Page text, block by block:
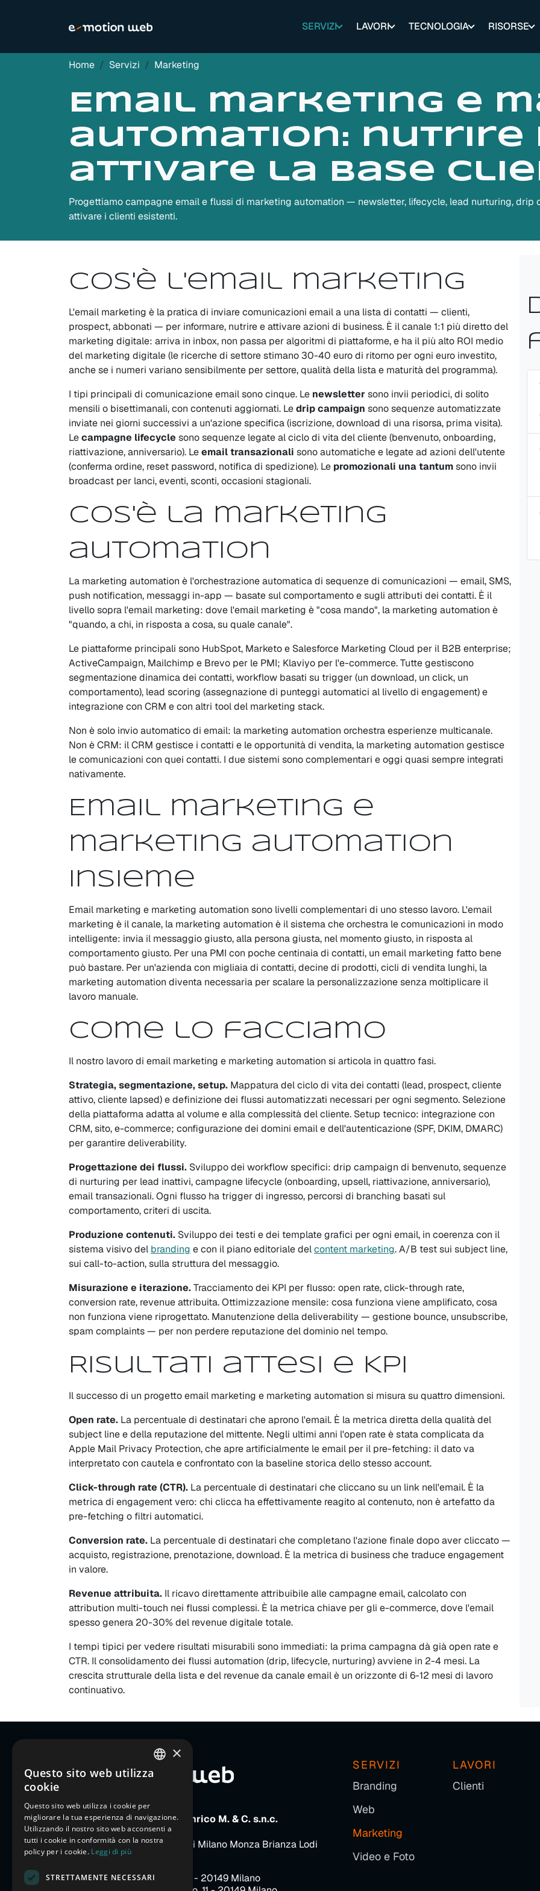
SERVIZI LAVORI TECNOLOGIA RISORSE
Home Servizi Marketing
Email marketing e
automation: nutrire
attivare la base
Progettiamo campagne email e flussi di marketing automation — newsletter, lifecycle, lead nurturing,
attivare i clienti esistenti.
Cos'è l'email marketing
L'email marketing è la pratica di inviare comunicazioni email a una lista di contatti — clienti,
prospect, abbonati — per informare, nutrire e attivare azioni di business. È il canale 1:1 più diretto del
marketing digitale: arriva in inbox, non passa per algoritmi di piattaforme, e ha il più alto ROI medio
del marketing digitale (le ricerche di settore stimano 30-40 euro di ritorno per ogni euro investito,
anche se i numeri variano sensibilmente per settore, qualità della lista e maturità del programma).
I tipi principali di comunicazione email sono cinque. Le newslettersono invii periodici, di solito
mensili o bisettimanali, con contenuti aggiornati. Ledrip campaign sono sequenze automatizzate
inviate nei giorni successivi a un'azione specifica (iscrizione, download di una risorsa, prima visita).
Lecampagne lifecycle sono sequenze legate al ciclo di vita del cliente (benvenuto, onboarding,
riattivazione, anniversario). Leemail transazionali sono automatiche e legate ad azioni dell'utente
(conferma ordine, reset password, notifica di spedizione). Le promozionali una tantumsono invii
broadcast per lanci, eventi, sconti, occasioni stagionali.
Cos'è la marketing
automation
La marketing automation è l'orchestrazione automatica di sequenze di comunicazioni — email, SMS,
push notification, messaggi in-app — basate sul comportamento e sugli attributi dei contatti. È il
livello sopra l'email marketing: dove l'email marketing è "cosa mando", la marketing automation è
"quando, a chi, in risposta a cosa, su quale canale".
Le piattaforme principali sono HubSpot, Marketo e Salesforce Marketing Cloud per il B2B enterprise;
ActiveCampaign, Mailchimp e Brevo per le PMI; Klaviyo per l'e-commerce. Tutte gestiscono
segmentazione dinamica dei contatti, workflow basati su trigger (un download, un click, un
comportamento), lead scoring (assegnazione di punteggi automatici al livello di engagement) e
integrazione con CRM e con altri tool del marketing stack.
Non è solo invio automatico di email: la marketing automation orchestra esperienze multicanale.
Non è CRM: il CRM gestisce i contatti e le opportunità di vendita, la marketing automation gestisce
le comunicazioni con quei contatti. I due sistemi sono complementari e oggi quasi sempre integrati
nativamente.
Email marketing e
marketing automation
insieme
Email marketing e marketing automation sono livelli complementari di uno stesso lavoro. L'email
marketing è il canale, la marketing automation è il sistema che orchestra le comunicazioni in modo
intelligente: invia il messaggio giusto, alla persona giusta, nel momento giusto, in risposta al
comportamento giusto. Per una PMI con poche centinaia di contatti, un email marketing fatto bene
può bastare. Per un'azienda con migliaia di contatti, decine di prodotti, cicli di vendita lunghi, la
marketing automation diventa necessaria per scalare la personalizzazione senza moltiplicare il
lavoro manuale.
Come lo facciamo
Il nostro lavoro di email marketing e marketing automation si articola in quattro fasi.
Strategia, segmentazione, setup. Mappatura del ciclo di vita dei contatti (lead, prospect, cliente
attivo, cliente lapsed) e definizione dei flussi automatizzati necessari per ogni segmento. Selezione
della piattaforma adatta al volume e alla complessità del cliente. Setup tecnico: integrazione con
CRM, sito, e-commerce; configurazione dei domini email e dell'autenticazione (SPF, DKIM, DMARC)
per garantire deliverability.
Progettazione dei flussi. Sviluppo dei workflow specifici: drip campaign di benvenuto, sequenze
di nurturing per lead inattivi, campagne lifecycle (onboarding, upsell, riattivazione, anniversario),
email transazionali. Ogni flusso ha trigger di ingresso, percorsi di branching basati sul
comportamento, criteri di uscita.
Produzione contenuti. Sviluppo dei testi e dei template grafici per ogni email, in coerenza con il
sistema visivo del branding e con il piano editoriale delcontent marketing. A/B test sui subject line,
sui call-to-action, sulla struttura del messaggio.
Misurazione e iterazione.Tracciamento dei KPI per flusso: open rate, click-through rate,
conversion rate, revenue attribuita. Ottimizzazione mensile: cosa funziona viene amplificato, cosa
non funziona viene riprogettato. Manutenzione della deliverability — gestione bounce, unsubscribe,
spam complaints — per non perdere reputazione del dominio nel tempo.
Risultati attesi e KPI
Il successo di un progetto email marketing e marketing automation si misura su quattro dimensioni.
Open rate. La percentuale di destinatari che aprono l'email. È la metrica diretta della qualità del
subject line e della reputazione del mittente. Negli ultimi anni l'open rate è stata complicata da
Apple Mail Privacy Protection, che apre artificialmente le email per il pre-fetching: il dato va
interpretato con cautela e confrontato con la baseline storica dello stesso account.
Click-through rate (CTR). La percentuale di destinatari che cliccano su un link nell'email. È la
metrica di engagement vero: chi clicca ha effettivamente reagito al contenuto, non è artefatto da
pre-fetching o filtri automatici.
Conversion rate. La percentuale di destinatari che completano l'azione finale dopo aver cliccato —
acquisto, registrazione, prenotazione, download. È la metrica di business che traduce engagement
in valore.
Revenue attribuita. Il ricavo direttamente attribuibile alle campagne email, calcolato con
attribution multi-touch nei flussi complessi. È la metrica chiave per gli e-commerce, dove l'email
spesso genera 20-30% del revenue digitale totale.
I tempi tipici per vedere risultati misurabili sono immediati: la prima campagna dà già open rate e
CTR. Il consolidamento dei flussi automation (drip, lifecycle, nurturing) avviene in 2-4 mesi. La
crescita strutturale della lista e del revenue da canale email è un orizzonte di 6-12 mesi di lavoro
continuativo.
E-Motion Web di Parizzi Enrico M. & C. s.n.c.
P.IVA e C.F. 13366770157
Iscritta al Registro Imprese di Milano Monza Brianza Lodi
REA MI-1643554
Sede legale: p.le Arduino, 3 - 20149 Milano
SERVIZI
Branding
Web
Marketing
Video e Foto
LAVORI
Clienti
ITALIAN
FRENCH
GERMAN
SPANISH
CHINESE (SIMPLIFIED)
×
Questo sito web utilizza
cookie
Questo sito web utilizza i cookie per
migliorare la tua esperienza di navigazione.
Utilizzando il nostro sito web acconsenti a
tutti i cookie in conformità con la nostra
policy per i cookie. Leggi di più
STRETTAMENTE NECESSARI